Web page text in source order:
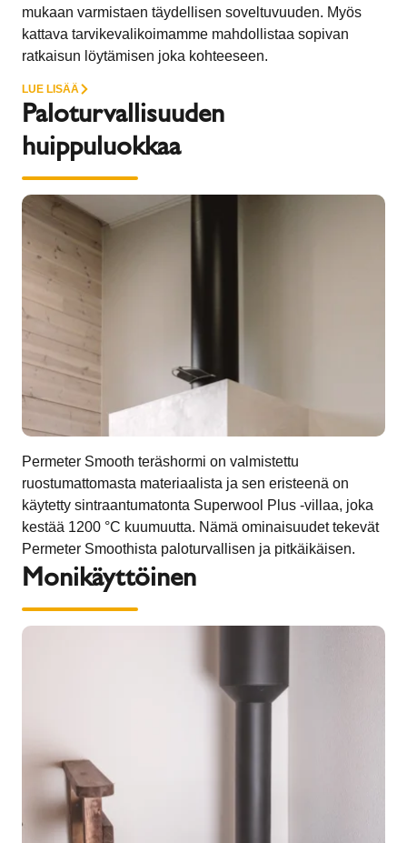
mukaan varmistaen täydellisen soveltuvuuden. Myös
kattava tarvikevalikoimamme mahdollistaa sopivan
ratkaisun löytämisen joka kohteeseen.
LUE LISÄÄ
Paloturvallisuuden
huippuluokkaa
Permeter Smooth teräshormi on valmistettu
ruostumattomasta materiaalista ja sen eristeenä on
käytetty sintraantumatonta Superwool Plus -villaa, joka
kestää 1200 °C kuumuutta. Nämä ominaisuudet tekevät
Permeter Smoothista paloturvallisen ja pitkäikäisen.
Monikäyttöinen